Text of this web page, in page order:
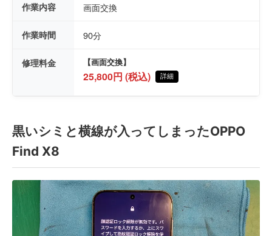
作業内容 画面交換
作業時間 90分
修理料金 【画面交換】
25,800円 (税込) 詳細
黒いシミと横線が入ってしまったOPPO
Find X8